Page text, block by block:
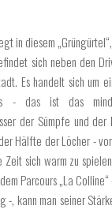
in diesem
sich neben den
Es handelt sich um
- das ist das
der Sümpfe und der
Hälfte der Löcher -
sich warm zu
Parcours „La
-, kann man seiner